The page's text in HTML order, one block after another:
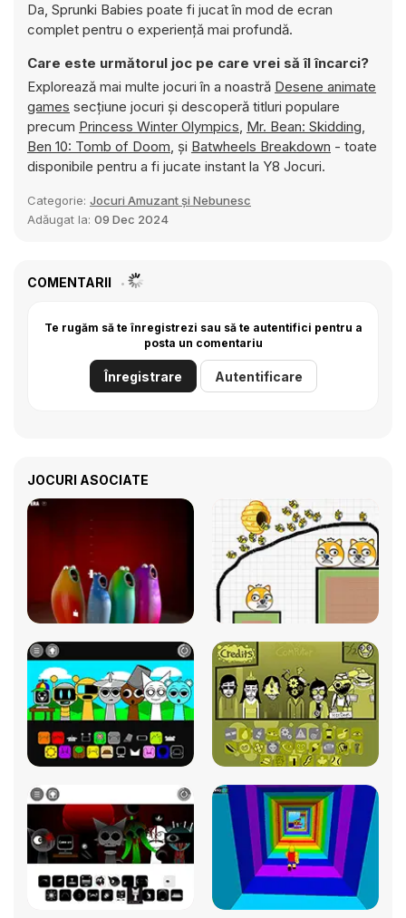
Da, Sprunki Babies poate fi jucat în mod de ecran
complet pentru o experiență mai profundă.
Care este următorul joc pe care vrei să îl încarci?
Explorează mai multe jocuri în a noastră Desene animate
games secțiune jocuri și descoperă titluri populare
precum Princess Winter Olympics, Mr. Bean: Skidding,
Ben 10: Tomb of Doom, și Batwheels Breakdown - toate
disponibile pentru a fi jucate instant la Y8 Jocuri.
Categorie: Jocuri Amuzant și Nebunesc
Adăugat la: 09 Dec 2024
COMENTARII
Te rugăm să te înregistrezi sau să te autentifici pentru a
posta un comentariu
Înregistrare Autentificare
JOCURI ASOCIATE